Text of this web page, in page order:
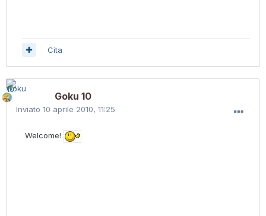
Cita
Goku 10
Inviato 10 aprile 2010, 11:25
Welcome!